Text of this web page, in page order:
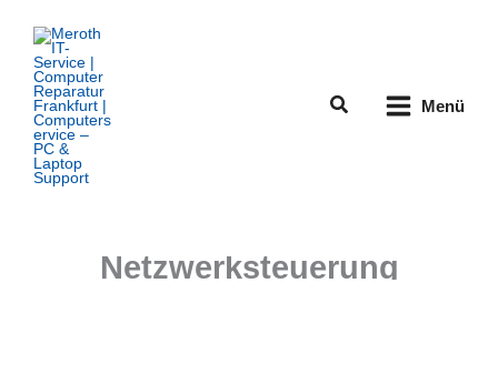
Inhalt
springen
Suchen Menü
Netzwerksteuerung